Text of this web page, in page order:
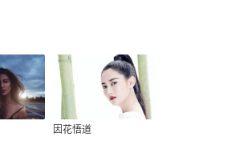
因花悟道